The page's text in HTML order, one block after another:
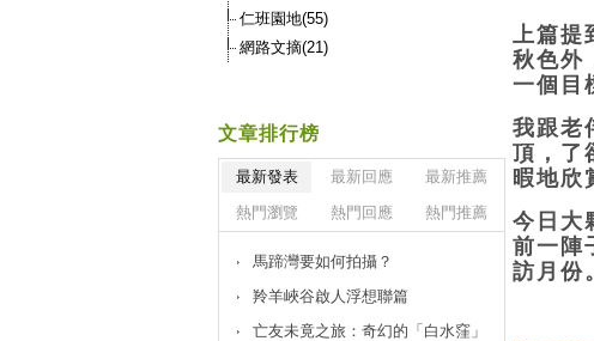
上篇提
秋色外
一個目
我跟老
頂，了
暇地欣
今日大
前一陣
訪月份
仁班園地(55)
網路文摘(21)
文章排行榜
最新發表 最新回應
最新推薦
熱門瀏覽
熱門回應 熱門推薦
馬蹄灣要如何拍攝？
羚羊峽谷啟人浮想聯篇
亡友未竟之旅：奇幻的「白水窪」